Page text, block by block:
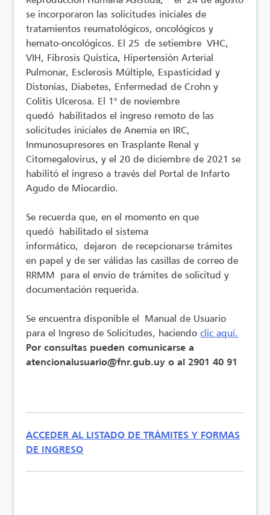
se incorporaron las solicitudes iniciales de
tratamientos reumatológicos, oncológicos y
hemato-oncológicos. El 25 de setiembre VHC,
VIH, Fibrosis Quística, Hipertensión Arterial
Pulmonar, Esclerosis Múltiple, Espasticidad y
Distonías, Diabetes, Enfermedad de Crohn y
Colitis Ulcerosa. El 1° de noviembre
quedó habilitados el ingreso remoto de las
solicitudes iniciales de Anemia en IRC,
Inmunosupresores en Trasplante Renal y
Citomegalovirus, y el 20 de diciembre de 2021 se
habilitó el ingreso a través del Portal de Infarto
Agudo de Miocardio.
Se recuerda que, en el momento en que
quedó habilitado el sistema
informático, dejaron de recepcionarse trámites
en papel y de ser válidas las casillas de correo de
RRMM para el envío de trámites de solicitud y
documentación requerida.
Se encuentra disponible el Manual de Usuario
para el Ingreso de Solicitudes, haciendoclic aquí.
Por consultas pueden comunicarse a
atencionalusuario@fnr.gub.uy o al 2901 40 91
ACCEDER AL LISTADO DE TRÁMITES Y FORMAS
DE INGRESO